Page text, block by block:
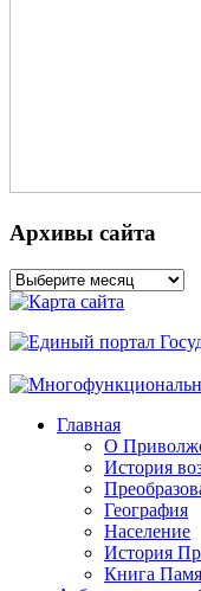
Архивы сайта
Архивы
сайта
Главная
О
История
География
Население
История
Книга